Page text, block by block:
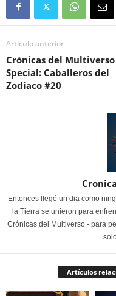
Artículo anterior
Crónicas del Multiverso
Special: Caballeros del
Zodiaco #20
Entonces llegó un dia como
la Tierra se unieron para
Crónicas del Multiverso - para
Artículos